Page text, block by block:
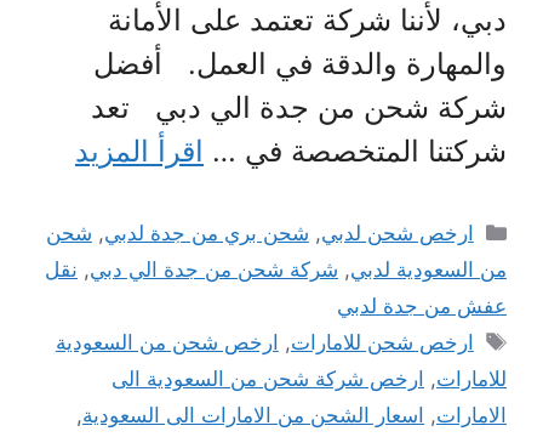
دبي، لأننا شركة تعتمد على الأمانة
والمهارة والدقة في العمل. أفضل
شركة شحن من جدة الي دبي تعد
شركتنا المتخصصة في … اقرأ المزيد
التصنيفات
ارخص شحن لدبي, شحن بري من جدة لدبي, شحن
من السعودية لدبي, شركة شحن من جدة الي دبي, نقل
عفش من جدة لدبي
الوسوم
ارخص شحن للامارات, ارخص شحن من السعودية
للامارات, ارخص شركة شحن من السعودية الى
الامارات, اسعار الشحن من الامارات الى السعودية,